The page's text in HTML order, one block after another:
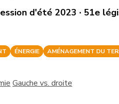
d'été 2023 · 51e
ÉNERGIE AMÉNAGEMENT DU
Gauche vs. droite